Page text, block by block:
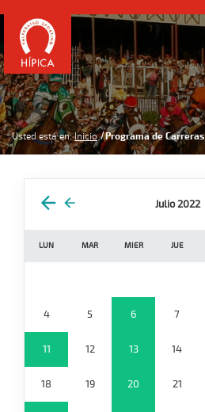
Usted está en: Inicio Programa de Carreras
Julio 2022
LUN MAR MIER JUE
4 5 6 7
11 12 13 14
18 19 20 21